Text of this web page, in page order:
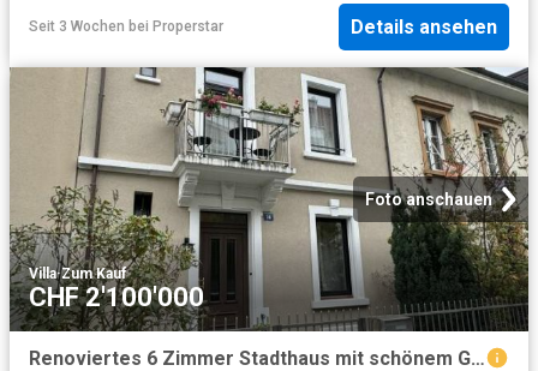
Seit 3 Wochen bei Properstar Details ansehen
Foto anschauen
Villa·Zum Kauf
CHF 2'100'000
Renoviertes 6 Zimmer Stadthaus mit schönem Garten